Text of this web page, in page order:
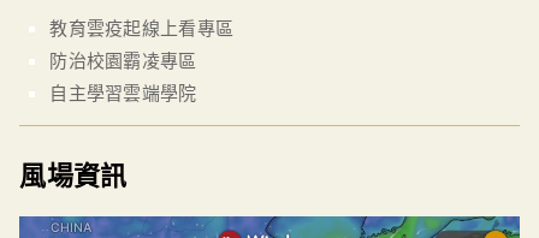
教育雲疫起線上看專區
防治校園霸凌專區
自主學習雲端學院
風場資訊